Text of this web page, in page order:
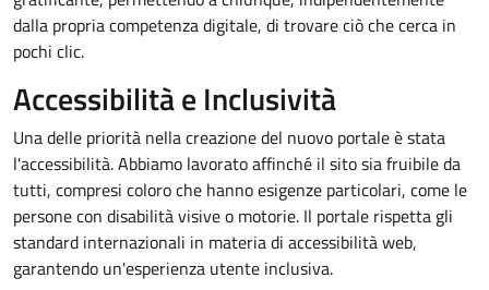
dalla propria competenza digitale, di trovare ciò che cerca in
pochi clic.
Accessibilità e Inclusività
Una delle priorità nella creazione del nuovo portale è stata
l'accessibilità. Abbiamo lavorato affinché il sito sia fruibile da
tutti, compresi coloro che hanno esigenze particolari, come le
persone con disabilità visive o motorie. Il portale rispetta gli
standard internazionali in materia di accessibilità web,
garantendo un'esperienza utente inclusiva.